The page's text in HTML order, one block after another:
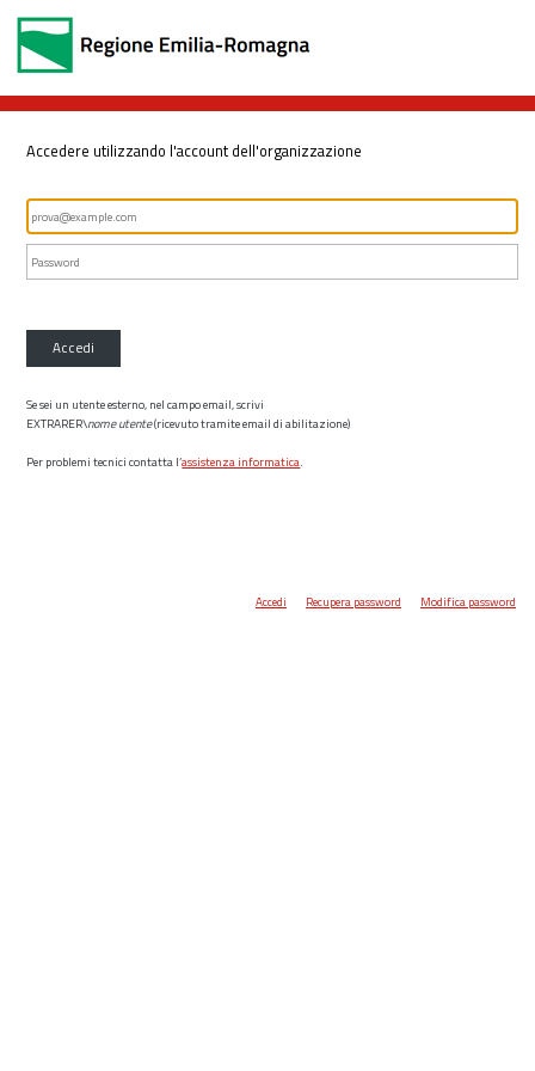
Accedere utilizzando l'account dell'organizzazione
Accedi
Se sei un utente esterno, nel campo email, scrivi
EXTRARER\nome utente(ricevuto tramite email di abilitazione)
Per problemi tecnici contatta l’assistenza informatica.
Accedi Recupera password Modifica password